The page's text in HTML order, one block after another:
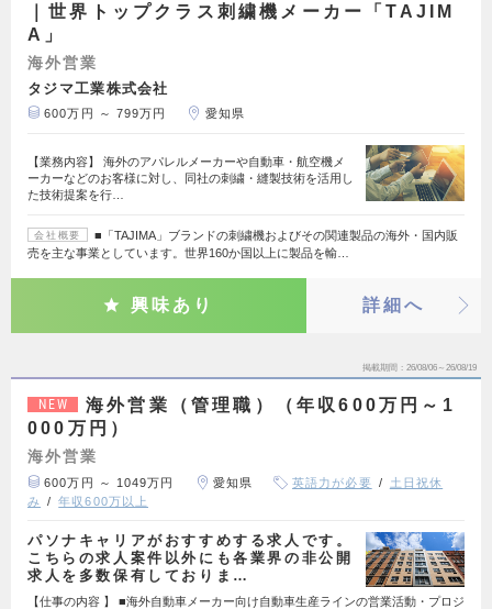
｜世界トップクラス刺繍機メーカー「TAJIM
A」
海外営業
タジマ工業株式会社
600万円 ～ 799万円 愛知県
【業務内容】 海外のアパレルメーカーや自動車・航空機メ
ーカーなどのお客様に対し、同社の刺繍・縫製技術を活用し
た技術提案を行…
会社概要
■「TAJIMA」ブランドの刺繍機およびその関連製品の海外・国内販
売を主な事業としています。世界160か国以上に製品を輸…
興味あり 詳細へ
掲載期間 26/08/06～26/08/19
NEW
海外営業（管理職）（年収600万円～1
000万円）
海外営業
600万円 ～ 1049万円 愛知県 英語力が必要
土日祝休
み
年収600万以上
パソナキャリアがおすすめする求人です。
こちらの求人案件以外にも各業界の非公開
求人を多数保有しておりま…
【仕事の内容 】 ■海外自動車メーカー向け自動車生産ラインの営業活動・プロジ